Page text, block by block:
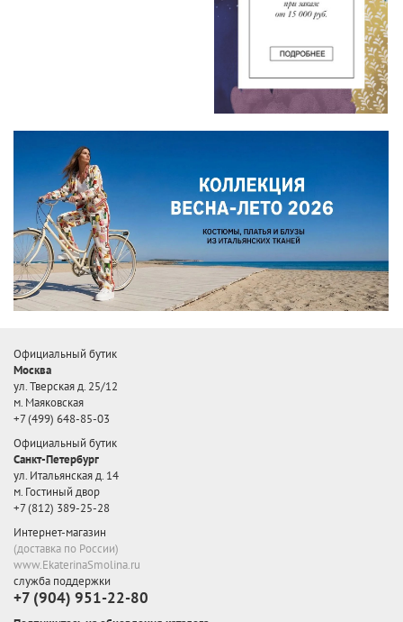
Официальный бутик
Москва
ул. Тверская д. 25/12
м. Маяковская
+7 (499) 648-85-03
Официальный бутик
Санкт-Петербург
ул. Итальянская д. 14
м. Гостиный двор
+7 (812) 389-25-28
Интернет-магазин
(доставка по России)
www.EkaterinaSmolina.ru
служба поддержки
+7 (904) 951-22-80